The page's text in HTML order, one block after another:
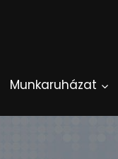
Munkaruházat